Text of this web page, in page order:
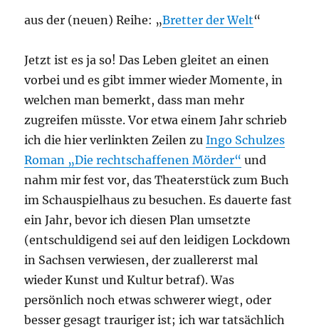
aus der (neuen) Reihe: „Bretter der Welt“
Jetzt ist es ja so! Das Leben gleitet an einen
vorbei und es gibt immer wieder Momente, in
welchen man bemerkt, dass man mehr
zugreifen müsste. Vor etwa einem Jahr schrieb
ich die hier verlinkten Zeilen zuIngo Schulzes
Roman „Die rechtschaffenen Mörder“ und
nahm mir fest vor, das Theaterstück zum Buch
im Schauspielhaus zu besuchen. Es dauerte fast
ein Jahr, bevor ich diesen Plan umsetzte
(entschuldigend sei auf den leidigen Lockdown
in Sachsen verwiesen, der zuallererst mal
wieder Kunst und Kultur betraf). Was
persönlich noch etwas schwerer wiegt, oder
besser gesagt trauriger ist; ich war tatsächlich